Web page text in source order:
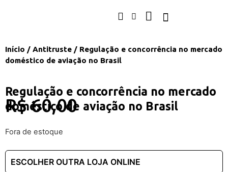
Início / Antitruste / Regulação e concorrência no mercado
doméstico de aviação no Brasil
Regulação e concorrência no mercado
doméstico de aviação no Brasil
R$60,00
Fora de estoque